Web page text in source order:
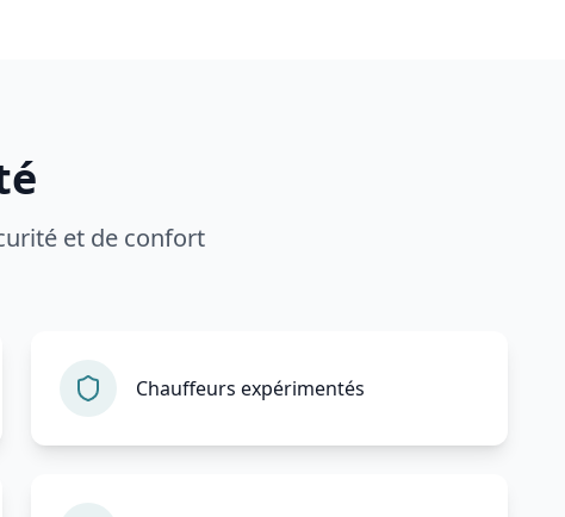
et de confort
Chauffeurs expérimentés